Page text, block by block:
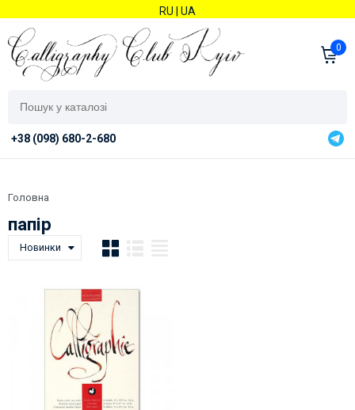
RU UA
0
+38 (098) 680-2-680
Головна
папір
Новинки